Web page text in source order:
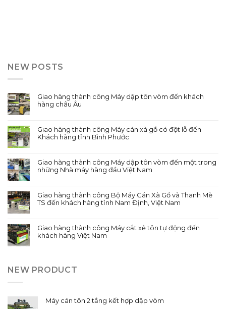
NEW POSTS
Giao hàng thành công Máy dập tôn vòm đến khách
hàng châu Âu
Giao hàng thành công Máy cán xà gồ có đột lỗ đến
Khách hàng tỉnh Bình Phước
Giao hàng thành công Máy dập tôn vòm đến một trong
những Nhà máy hàng đầu Việt Nam
Giao hàng thành công Bộ Máy Cán Xà Gồ và Thanh Mè
TS đến khách hàng tỉnh Nam Định, Việt Nam
Giao hàng thành công Máy cắt xẻ tôn tự động đến
khách hàng Việt Nam
NEW PRODUCT
Máy cán tôn 2 tầng kết hợp dập vòm